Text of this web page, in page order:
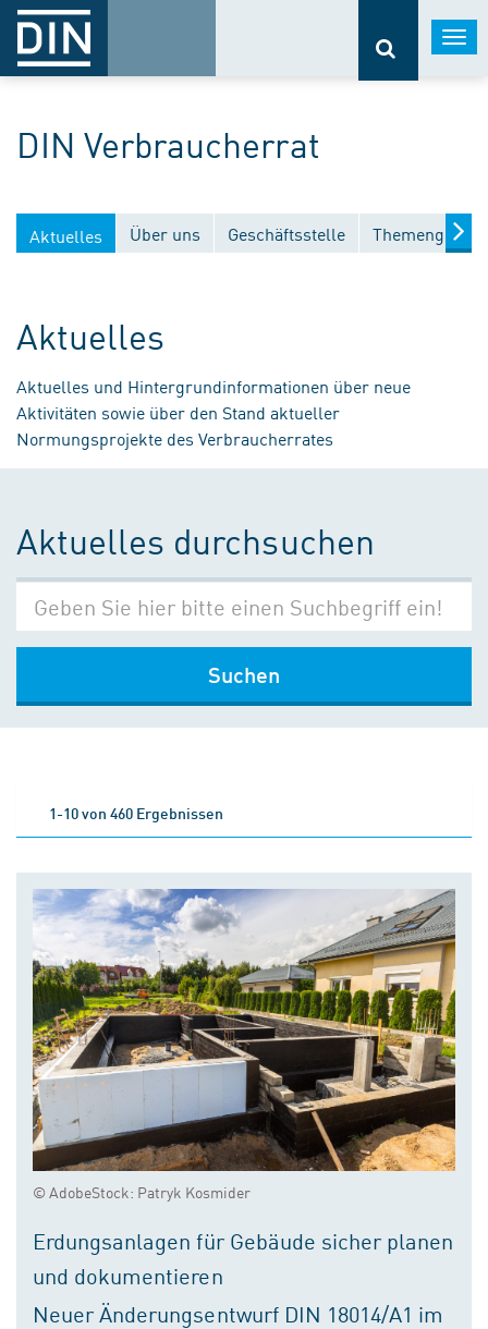
DIN Verbraucherrat
Aktuelles Über uns Geschäftsstelle
Aktuelles
Aktuelles und Hintergrundinformationen über neue
Aktivitäten sowie über den Stand aktueller
Normungsprojekte des Verbraucherrates
Aktuelles durchsuchen
Suchen
1-10 von 460 Ergebnissen
© AdobeStock: Patryk Kosmider
Erdungsanlagen für Gebäude sicher planen
und dokumentieren
Neuer Änderungsentwurf DIN 18014/A1 im